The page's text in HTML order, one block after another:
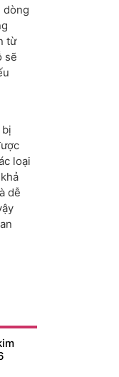
dòng
từ
sẽ
loại
dễ